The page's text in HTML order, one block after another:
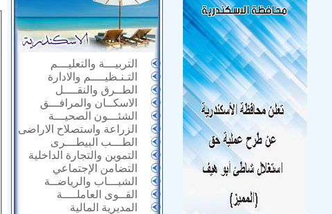
التربيـــة والتعليـــم
التـنـظيــــم والادارة
الطــرق والنقــــل
الاسكــان والمرافـــق
الشئـــون الصحيـــة
الزراعة واستصلاح الاراضى
الطـــب البيطـــرى
التموين والتجارة الداخلية
التضامن الإجتماعي
الشبـــاب والرياضــة
القــوى العاملــــة
المديرية المالية